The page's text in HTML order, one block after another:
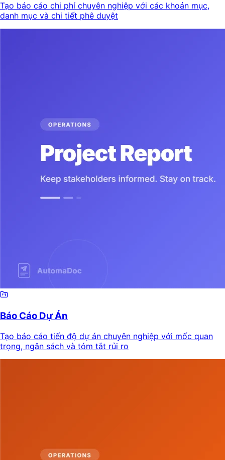
Tạo báo cáo chi phí chuyên nghiệp với các khoản mục,
danh mục và chi tiết phê duyệt
Báo Cáo Dự Án
Tạo báo cáo tiến độ dự án chuyên nghiệp với mốc quan
trọng, ngân sách và tóm tắt rủi ro